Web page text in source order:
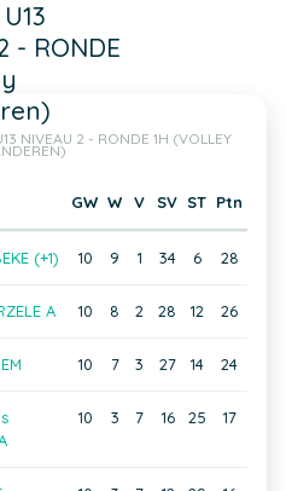
- RONDE
NIVEAU 2 - RONDE 1H (VOLLEY
GW W V SV ST Ptn
(+1) 10 9 1 34 6 28
A 10 8 2 28 12 26
10 7 3 27 14 24
10 3 7 16 25 17